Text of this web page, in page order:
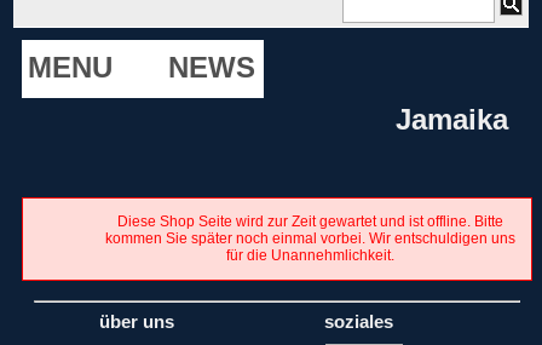
MENU
NEWS
Jamaika
Diese Shop Seite wird zur Zeit gewartet und ist offline. Bitte
kommen Sie später noch einmal vorbei. Wir entschuldigen uns
für die Unannehmlichkeit.
über uns soziales